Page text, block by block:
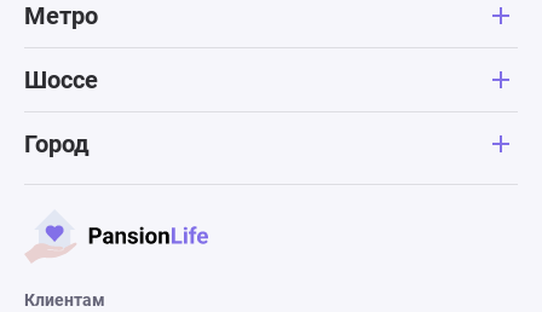
Метро
Шоссе
Город
Клиентам